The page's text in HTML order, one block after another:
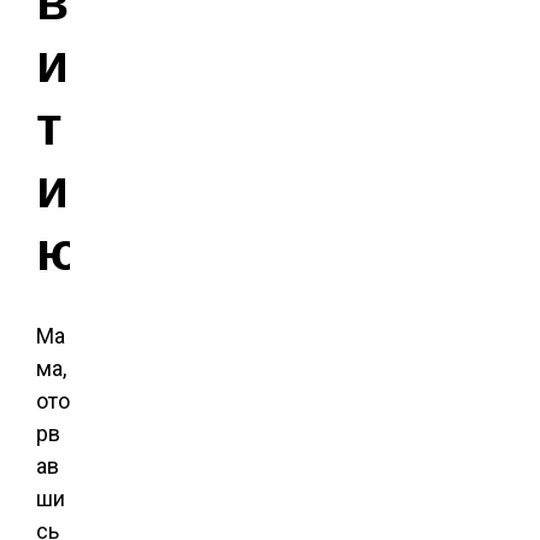
и
т
и
ю
Ма
ма,
ото
рв
ав
ши
сь